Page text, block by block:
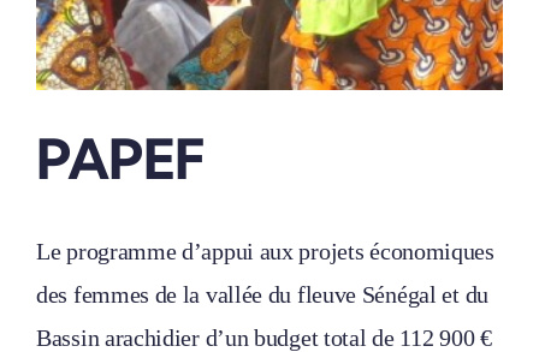
PAPEF
Le programme d’appui aux projets économiques
des femmes de la vallée du fleuve Sénégal et du
Bassin arachidier d’un budget total de 112 900 €